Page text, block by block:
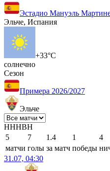
Эстадио Мануэль
Эльче, Испания
+33°C
солнечно
Сезон
Примера 2026/2027
Эльче
НННВН
5
7 1.4 1 4
матчи голы за матч победы
31.07, 04:30